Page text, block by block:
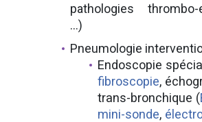
pathologies thrombo-
…)
Pneumologie
Endoscopie
fibroscopie,
trans-bronchique (
mini-sonde,